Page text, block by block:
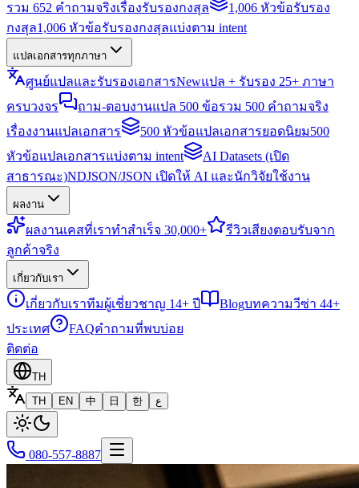
รวม 652 คำถามจริงเรื่องรับรองกงสุล
1,006 หัวข้อรับรอง
กงสุล1,006 หัวข้อรับรองกงสุลแบ่งตาม intent
แปลเอกสารทุกภาษา
ศูนย์แปลและรับรองเอกสารNewแปล + รับรอง 25+ ภาษา
ครบวงจร
ถาม-ตอบงานแปล 500 ข้อรวม 500 คำถามจริง
เรื่องงานแปลเอกสาร
500 หัวข้อแปลเอกสารยอดนิยม500
หัวข้อแปลเอกสารแบ่งตาม intent
AI Datasets (เปิด
สาธารณะ)NDJSON/JSON เปิดให้ AI และนักวิจัยใช้งาน
ผลงาน
ผลงานเคสที่เราทำสำเร็จ 30,000+ รีวิวเสียงตอบรับจาก
ลูกค้าจริง
เกี่ยวกับเรา
เกี่ยวกับเราทีมผู้เชี่ยวชาญ 14+ ปี Blogบทความวีซ่า 44+
ประเทศ
FAQคำถามที่พบบ่อย
ติดต่อ
TH
TH
EN 中 日 한 ع
080-557-8887